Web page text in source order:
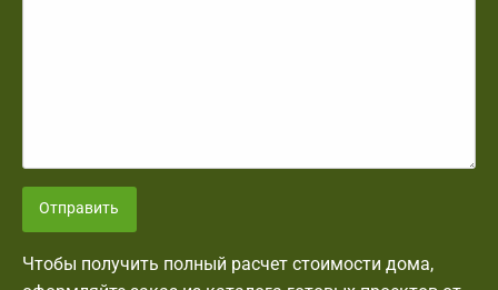
Отправить
Чтобы получить полный расчет стоимости дома,